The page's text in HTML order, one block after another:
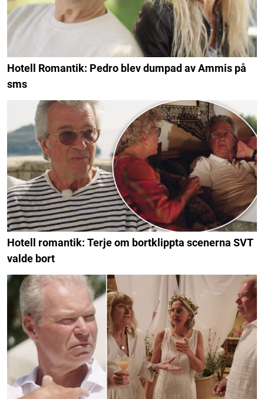
Hotell Romantik: Pedro blev dumpad av Ammis på
sms
Hotell romantik: Terje om bortklippta scenerna SVT
valde bort